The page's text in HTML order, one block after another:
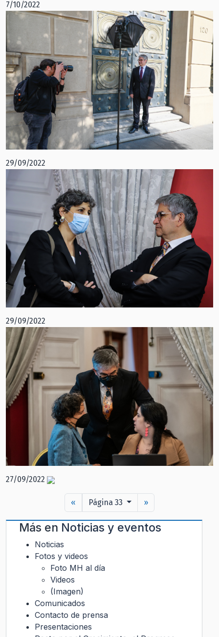
7/10/2022
29/09/2022
29/09/2022
27/09/2022
« Página 33 »
Más en Noticias y eventos
Noticias
Fotos y videos
Foto MH al día
Videos
(Imagen)
Comunicados
Contacto de prensa
Presentaciones